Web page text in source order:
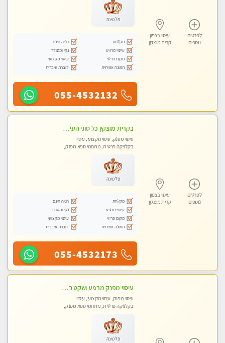
לפרטים
נוספים
עיסוי בצפון
קרית מוצקין
פלטינה
מקלחת
חניה חינם
עיסוי מרגיע
נקי ומסודר
מקום פרטי
עיסוי מקצועי
תמונה אמיתית
דוברת עיברית
055-4532132
לפרטים
נוספים
עיסוי בצפון
קרית מוצקין
בקרית מוצקין כל סוגי העיסויים מעסה מקצועית ואיכותית פרטי!!!
עיסוי מפנק, עיסוי מקצועי, עיסוי
בקלניקה פרטית, מתחמי ספא מפנק,
פלטינה
מקלחת
חניה חינם
עיסוי מרגיע
נקי ומסודר
מקום פרטי
עיסוי מקצועי
תמונה אמיתית
דוברת עיברית
055-4532173
עיסוי מפנק מרגיע ושקט במקום מדהים עיסוי מושקע מאוד -טל-04-8704141
עיסוי מפנק, עיסוי מקצועי, עיסוי
בקלניקה פרטית, מתחמי ספא מפנק,
פלטינה